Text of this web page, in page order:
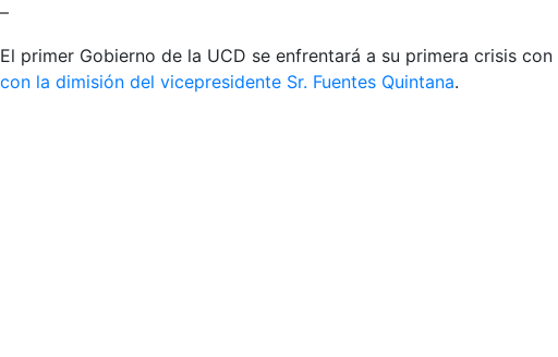
–
El primer Gobierno de la UCD se enfrentará a su primera crisis con
con la dimisión del vicepresidente Sr. Fuentes Quintana.